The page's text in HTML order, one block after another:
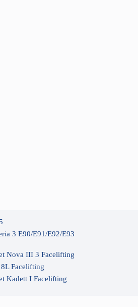
3 E90/E91/E92/E93
Nova III 3 Facelifting
Facelifting
Kadett I Facelifting